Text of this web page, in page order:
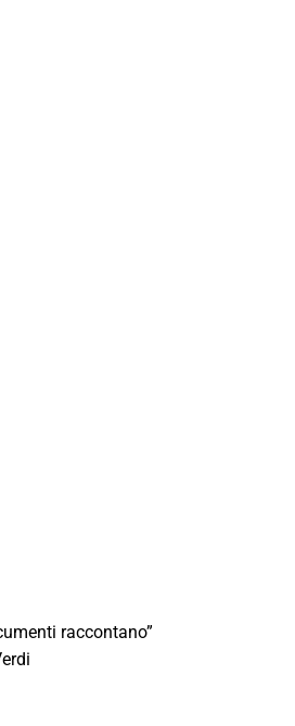
raccontano”